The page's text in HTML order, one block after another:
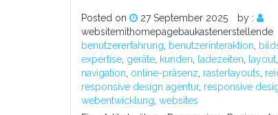
Posted on 27 September 2025
by :
websitemithomepagebaukastenerstellende
benutzererfahrung
benutzerinteraktion
expertise geräte kunden ladezeiten layout
navigation online-präsenz rasterlayouts
responsive design agentur, responsive
webentwicklung websites